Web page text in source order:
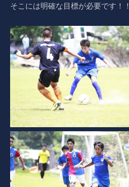
そこには明確な目標が必要です！！